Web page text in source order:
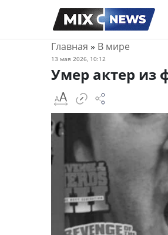
Главная » В мире
13 мая 2026, 10:12
Умер актер из